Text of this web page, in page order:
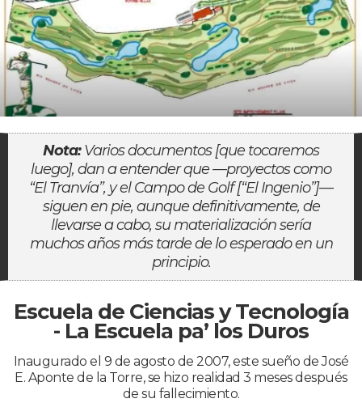
Nota:Varios documentos [que tocaremos
luego], dan a entender que —proyectos como
“El Tranvía”, y el Campo de Golf [“El Ingenio”]—
siguen en pie, aunque definitivamente, de
llevarse a cabo, su materialización sería
muchos años más tarde de lo esperado en un
principio.
Escuela de Ciencias y Tecnología
- La Escuela pa’ los Duros
Inaugurado el 9 de agosto de 2007, este sueño de José
E. Aponte de la Torre, se hizo realidad 3 meses después
de su fallecimiento.